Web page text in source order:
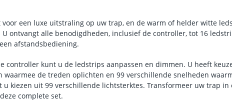
voor een luxe uitstraling op uw trap, en de warm of helder witte
ontvangt alle benodigdheden, inclusief de controller, tot 16
afstandsbediening.
controller kunt u de ledstrips aanpassen en dimmen. U heeft
waarmee de treden oplichten en 99 verschillende snelheden
u kiezen uit 99 verschillende lichtsterktes. Transformeer uw trap in
complete set.